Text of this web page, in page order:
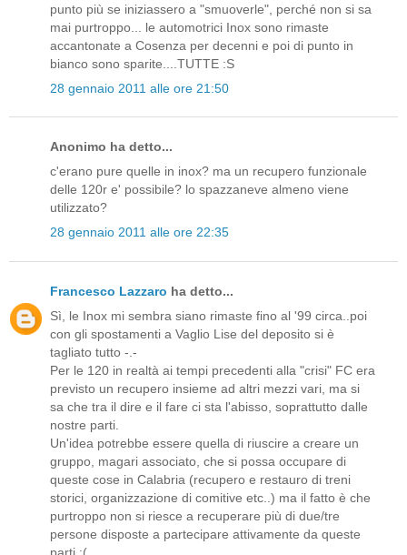
punto più se iniziassero a "smuoverle", perché non si sa
mai purtroppo... le automotrici Inox sono rimaste
accantonate a Cosenza per decenni e poi di punto in
bianco sono sparite....TUTTE :S
28 gennaio 2011 alle ore 21:50
Anonimo ha detto...
c'erano pure quelle in inox? ma un recupero funzionale
delle 120r e' possibile? lo spazzaneve almeno viene
utilizzato?
28 gennaio 2011 alle ore 22:35
Francesco Lazzaro ha detto...
Sì, le Inox mi sembra siano rimaste fino al '99 circa..poi
con gli spostamenti a Vaglio Lise del deposito si è
tagliato tutto -.-
Per le 120 in realtà ai tempi precedenti alla "crisi" FC era
previsto un recupero insieme ad altri mezzi vari, ma si
sa che tra il dire e il fare ci sta l'abisso, soprattutto dalle
nostre parti.
Un'idea potrebbe essere quella di riuscire a creare un
gruppo, magari associato, che si possa occupare di
queste cose in Calabria (recupero e restauro di treni
storici, organizzazione di comitive etc..) ma il fatto è che
purtroppo non si riesce a recuperare più di due/tre
persone disposte a partecipare attivamente da queste
parti :(